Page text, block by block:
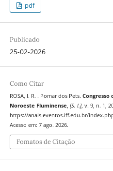
pdf
Publicado
25-02-2026
Como Citar
ROSA, I. R. . Pomar dos Pets.
Noroeste Fluminense [S. l.], v. 9, n. 1,
https://anais.eventos.iff.edu.br/
Acesso em: 7 ago. 2026.
Fomatos de Citação